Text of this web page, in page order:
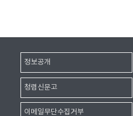
정보공개
청렴신문고
이메일무단수집거부